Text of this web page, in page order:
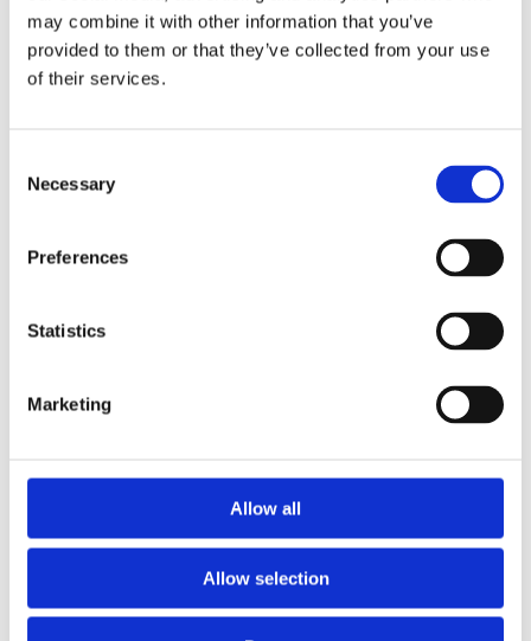
may combine it with other information that you’ve
provided to them or that they’ve collected from your use
of their services.
Selection
Necessary
Preferences
Statistics
Marketing
Allow all
Allow selection
antimicrobienne intégrée qui améliore
Distribution d’une seule feuille à la fois
une utilisation facile et une activation
rouleaux de papier soient épuisés avant
d’utiliser de nouveaux rouleaux de papier.
Conçus pour une utilisation hygiénique.
L’utilisateur ne touche que la serviette en